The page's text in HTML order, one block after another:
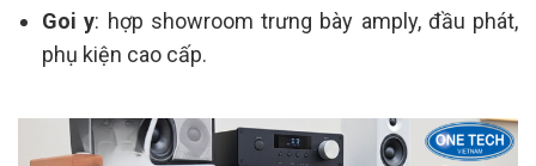
Goi y: hợp showroom trưng bày amply, đầu phát,
phụ kiện cao cấp.